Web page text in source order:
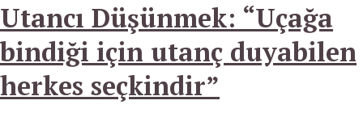
Utancı Düşünmek: “Uçağa
bindiği için utanç duyabilen
herkes seçkindir”